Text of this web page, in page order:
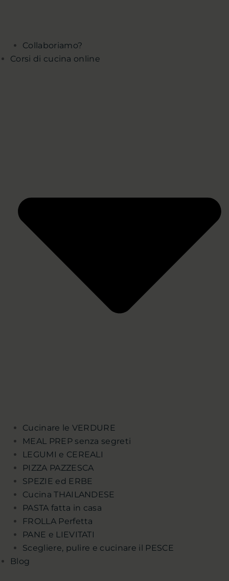
Collaboriamo?
Corsi di cucina online
Cucinare le VERDURE
MEAL PREP senza segreti
LEGUMI e CEREALI
PIZZA PAZZESCA
SPEZIE ed ERBE
Cucina THAILANDESE
PASTA fatta in casa
FROLLA Perfetta
PANE e LIEVITATI
Scegliere, pulire e cucinare il PESCE
Blog